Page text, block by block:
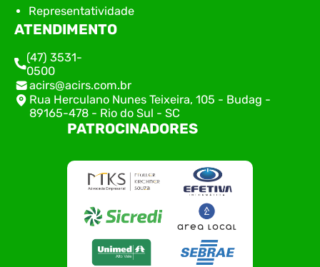
Representatividade
ATENDIMENTO
(47) 3531-
0500
acirs@acirs.com.br
Rua Herculano Nunes Teixeira, 105 - Budag -
89165-478 - Rio do Sul - SC
PATROCINADORES